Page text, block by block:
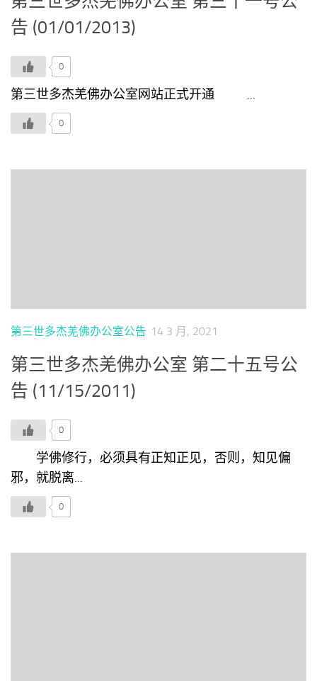
告 (01/01/2013)
0
第三世多杰羌佛办公室网站正式开通 ...
0
第三世多杰羌佛办公室公告 14 3 月, 2021
第三世多杰羌佛办公室 第二十五号公
告 (11/15/2011)
0
学佛修行，必须具有正知正见，否则，知见偏
邪，就脱离...
0